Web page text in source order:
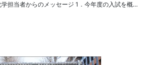
学担当者からのメッセージ 1．今年度の入試を概…